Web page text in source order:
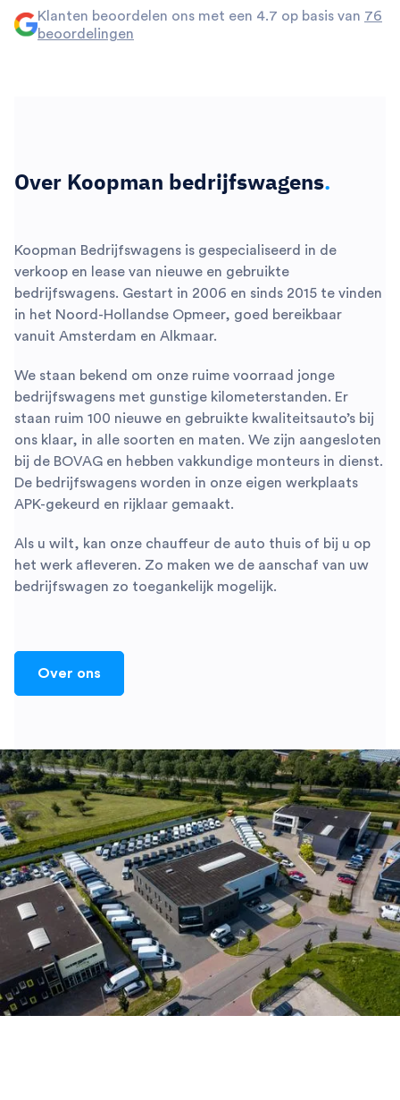
Klanten beoordelen ons met een 4.7 op basis van 76
beoordelingen
Over Koopman bedrijfswagens.
Koopman Bedrijfswagens is gespecialiseerd in de
verkoop en lease van nieuwe en gebruikte
bedrijfswagens. Gestart in 2006 en sinds 2015 te vinden
in het Noord-Hollandse Opmeer, goed bereikbaar
vanuit Amsterdam en Alkmaar.
We staan bekend om onze ruime voorraad jonge
bedrijfswagens met gunstige kilometerstanden. Er
staan ruim 100 nieuwe en gebruikte kwaliteitsauto’s bij
ons klaar, in alle soorten en maten. We zijn aangesloten
bij de BOVAG en hebben vakkundige monteurs in dienst.
De bedrijfswagens worden in onze eigen werkplaats
APK-gekeurd en rijklaar gemaakt.
Als u wilt, kan onze chauffeur de auto thuis of bij u op
het werk afleveren. Zo maken we de aanschaf van uw
bedrijfswagen zo toegankelijk mogelijk.
Over ons